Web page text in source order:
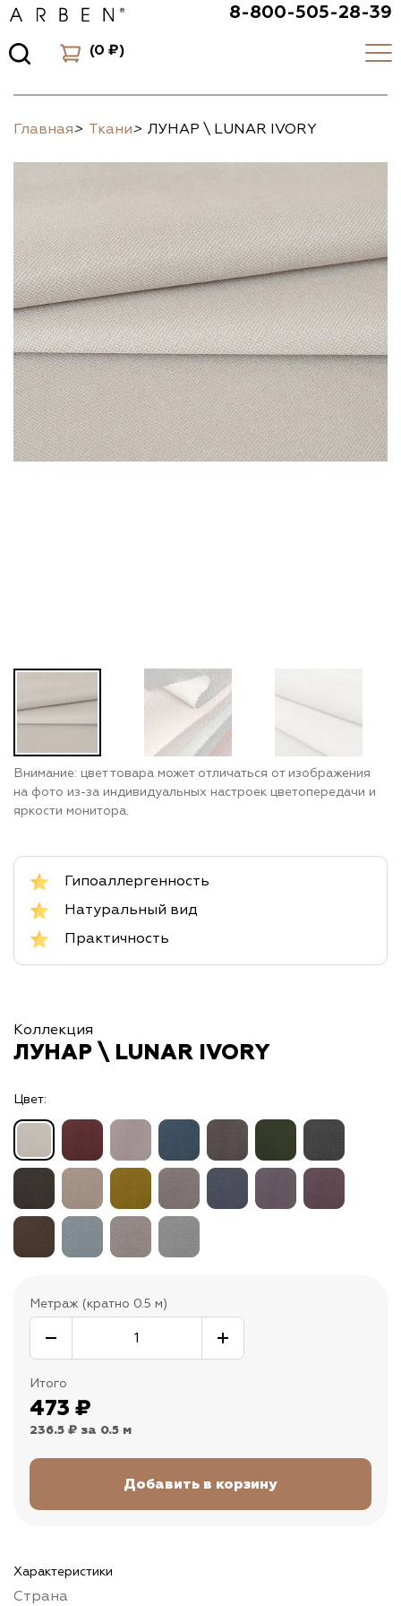
8-800-505-28-39
(0 ₽)
Главная> Ткани> ЛУНАР \ LUNAR IVORY
Внимание: цвет товара может отличаться от изображения
на фото из-за индивидуальных настроек цветопередачи и
яркости монитора.
Гипоаллергенность
Натуральный вид
Практичность
Коллекция
ЛУНАР \ LUNAR IVORY
Цвет:
Метраж (кратно 0.5 м)
Итого
473 ₽
236.5 ₽ за 0.5 м
Характеристики
Страна